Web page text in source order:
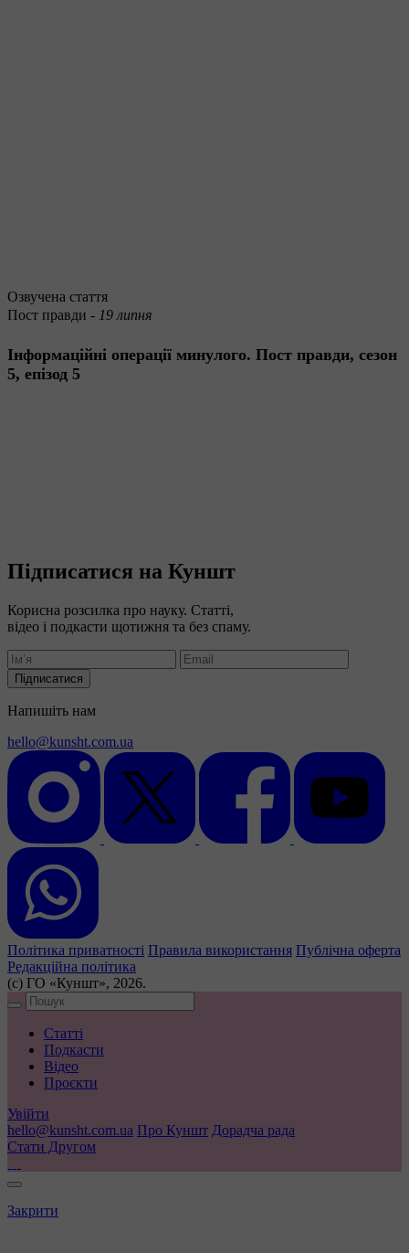
Озвучена стаття
Пост правди - 19 липня
Інформаційні операції минулого. Пост правди, сезон
5, епізод 5
Підписатися на Куншт
Корисна розсилка про науку. Статті,
відео і подкасти щотижня та без спаму.
Підписатися
Напишіть нам
hello@kunsht.com.ua
Політика приватності Правила використання Публічна оферта
Редакційна політика
(с) ГО «Куншт», 2026.
Статті
Подкасти
Відео
Проєкти
Увійти
hello@kunsht.com.ua Про Куншт Дорадча рада
Стати Другом
Закрити